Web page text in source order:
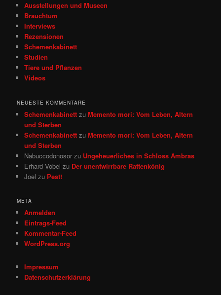
Ausstellungen und Museen
Brauchtum
Interviews
Rezensionen
Schemenkabinett
Studien
Tiere und Pflanzen
Videos
NEUESTE KOMMENTARE
Schemenkabinett zuMemento mori: Vom Leben, Altern
und Sterben
Schemenkabinett zuMemento mori: Vom Leben, Altern
und Sterben
Nabuccodonosor zu Ungeheuerliches in Schloss Ambras
Erhard Vobel zu Der unentwirrbare Rattenkönig
Joel zu Pest!
META
Anmelden
Eintrags-Feed
Kommentar-Feed
WordPress.org
Impressum
Datenschutzerklärung